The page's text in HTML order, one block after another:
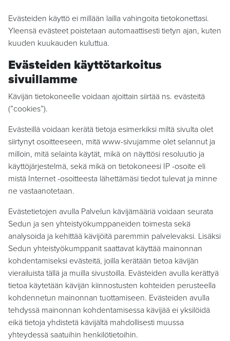
Evästeiden käyttö ei millään lailla vahingoita tietokonettasi.
Yleensä evästeet poistetaan automaattisesti tietyn ajan, kuten
kuuden kuukauden kuluttua.
Evästeiden käyttötarkoitus
sivuillamme
Kävijän tietokoneelle voidaan ajoittain siirtää ns. evästeitä
(”cookies”).
Evästeillä voidaan kerätä tietoja esimerkiksi miltä sivulta olet
siirtynyt osoitteeseen, mitä www-sivujamme olet selannut ja
milloin, mitä selainta käytät, mikä on näyttösi resoluutio ja
käyttöjärjestelmä, sekä mikä on tietokoneesi IP -osoite eli
mistä Internet -osoitteesta lähettämäsi tiedot tulevat ja minne
ne vastaanotetaan.
Evästetietojen avulla Palvelun kävijämääriä voidaan seurata
Sedun ja sen yhteistyökumppaneiden toimesta sekä
analysoida ja kehittää kävijöitä paremmin palvelevaksi. Lisäksi
Sedun yhteistyökumppanit saattavat käyttää mainonnan
kohdentamiseksi evästeitä, joilla kerätään tietoa kävijän
vierailuista tällä ja muilla sivustoilla. Evästeiden avulla kerättyä
tietoa käytetään kävijän kiinnostusten kohteiden perusteella
kohdennetun mainonnan tuottamiseen. Evästeiden avulla
tehdyssä mainonnan kohdentamisessa kävijää ei yksilöidä
eikä tietoja yhdistetä kävijältä mahdollisesti muussa
yhteydessä saatuihin henkilötietoihin.